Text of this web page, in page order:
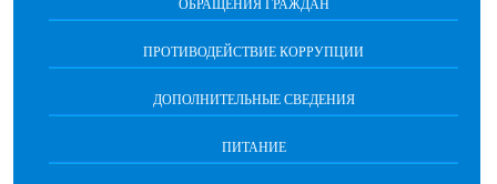
ОБРАЩЕНИЯ ГРАЖДАН
ПРОТИВОДЕЙСТВИЕ КОРРУПЦИИ
ДОПОЛНИТЕЛЬНЫЕ СВЕДЕНИЯ
ПИТАНИЕ